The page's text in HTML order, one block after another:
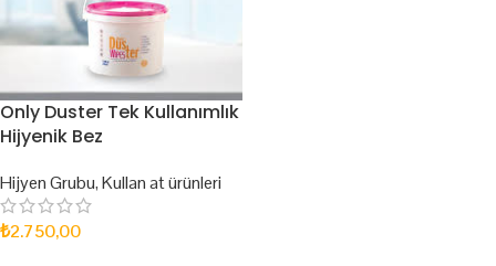
Only Duster Tek Kullanımlık
Hijyenik Bez
Hijyen Grubu,Kullan at ürünleri
₺2.750,00